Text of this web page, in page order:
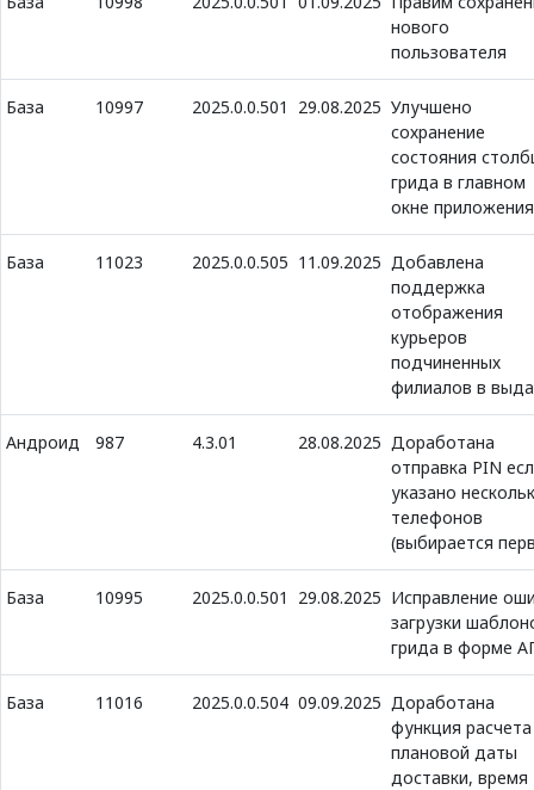
нового
пользователя
База 10997 2025.0.0.501 29.08.2025 Улучшено
сохранение
состояния
грида в главном
окне приложения
База 11023 2025.0.0.505 11.09.2025 Добавлена
поддержка
отображения
курьеров
подчиненных
филиалов в
Андроид 987 4.3.01 28.08.2025 Доработана
отправка PIN
указано
телефонов
(выбирается
База 10995 2025.0.0.501 29.08.2025 Исправление
загрузки
грида в форме
База 11016 2025.0.0.504 09.09.2025 Доработана
функция расчета
плановой даты
доставки, время